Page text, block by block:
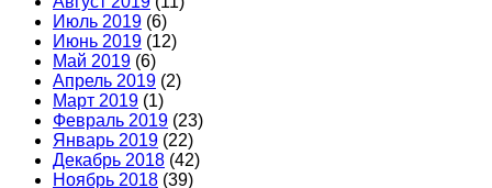
Июль 2019 (6)
Июнь 2019 (12)
Май 2019 (6)
Апрель 2019 (2)
Март 2019 (1)
Февраль 2019 (23)
Январь 2019 (22)
Декабрь 2018 (42)
Ноябрь 2018 (39)